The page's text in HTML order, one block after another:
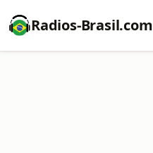
Radios-Brasil.com